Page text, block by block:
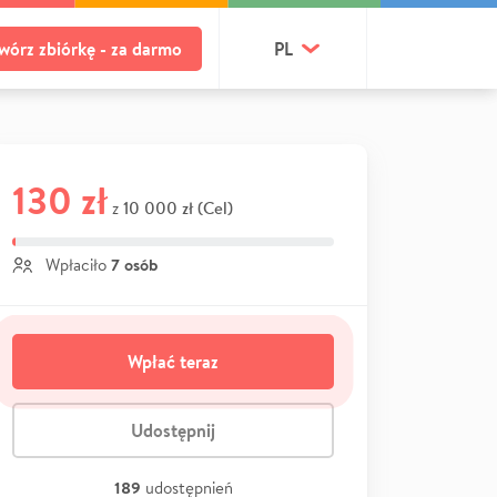
zbiórkę - za darmo PL
130 zł z 10 000 zł (Cel)
Wpłaciło 7 osób
Wpłać teraz
Udostępnij
189 udostępnień